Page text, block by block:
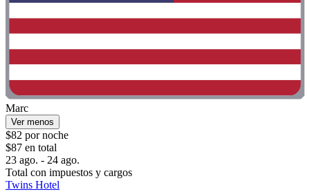
Marc
Ver menos
$82 por noche
$87 en total
23 ago. - 24 ago.
Total con impuestos y cargos
Twins Hotel